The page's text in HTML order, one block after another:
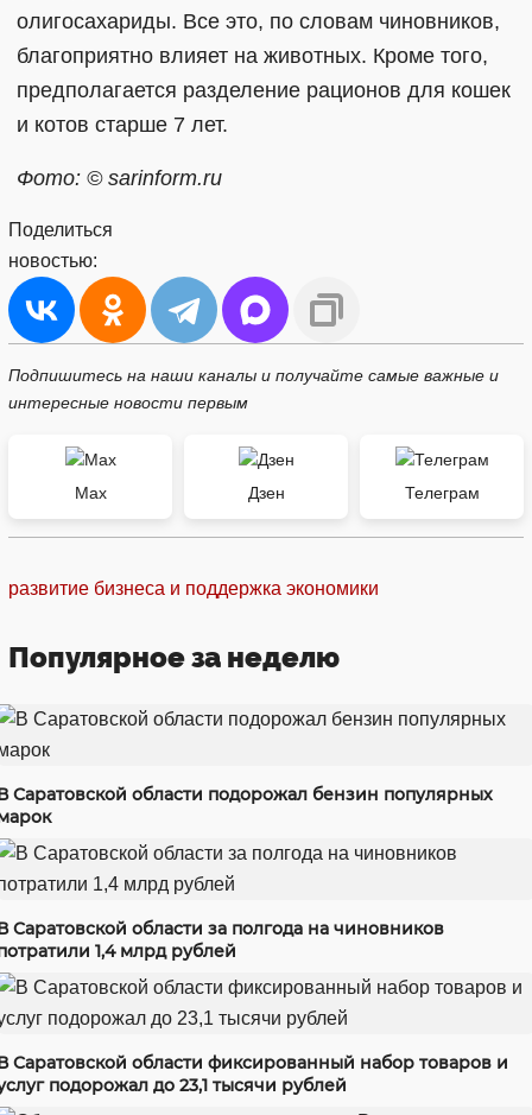
олигосахариды. Все это, по словам чиновников,
благоприятно влияет на животных. Кроме того,
предполагается разделение рационов для кошек
и котов старше 7 лет.
Фото: © sarinform.ru
Поделиться
новостью:
Подпишитесь на наши каналы и получайте самые важные и
интересные новости первым
Max Дзен Телеграм
развитие бизнеса и поддержка экономики
Популярное за неделю
Саратовской области подорожал бензин популярных
Саратовской области за полгода на чиновников
1,4 млрд рублей
Саратовской области фиксированный набор товаров и
подорожал до 23,1 тысячи рублей